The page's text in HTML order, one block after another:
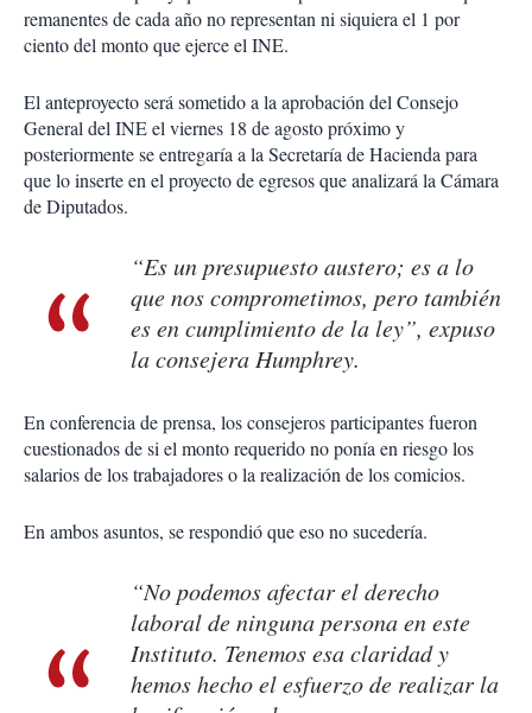
remanentes de cada año no representan ni siquiera el 1 por
ciento del monto que ejerce el INE.
El anteproyecto será sometido a la aprobación del Consejo
General del INE el viernes 18 de agosto próximo y
posteriormente se entregaría a la Secretaría de Hacienda para
que lo inserte en el proyecto de egresos que analizará la Cámara
de Diputados.
“Es un presupuesto austero; es a lo
que nos comprometimos, pero también
es en cumplimiento de la ley”, expuso
la consejera Humphrey.
En conferencia de prensa, los consejeros participantes fueron
cuestionados de si el monto requerido no ponía en riesgo los
salarios de los trabajadores o la realización de los comicios.
En ambos asuntos, se respondió que eso no sucedería.
“No podemos afectar el derecho
laboral de ninguna persona en este
Instituto. Tenemos esa claridad y
hemos hecho el esfuerzo de realizar la